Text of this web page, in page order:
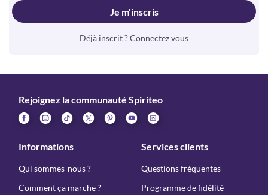
Je m'inscris
Déjà inscrit ? Connectez vous
Rejoignez la communauté Spiriteo
Informations
Qui sommes-nous ?
Comment ça marche ?
Services clients
Questions fréquentes
Programme de fidélité